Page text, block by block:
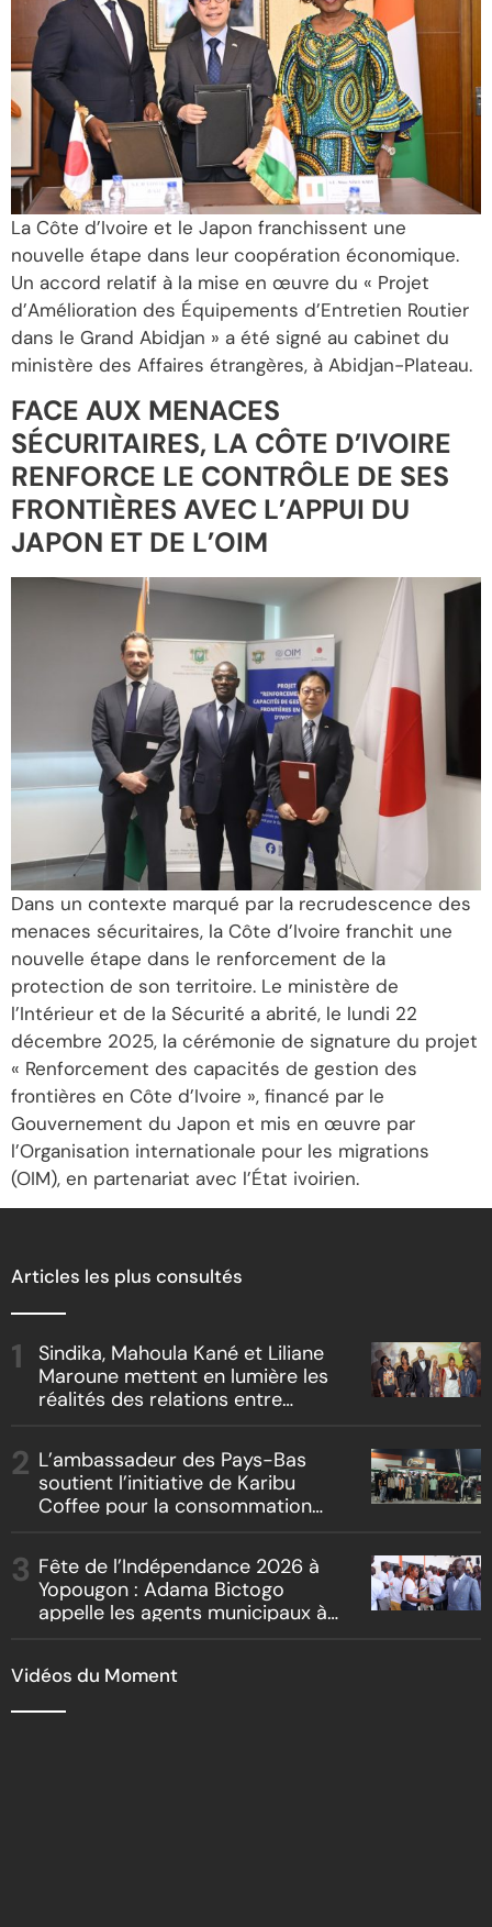
La Côte d’Ivoire et le Japon franchissent une
nouvelle étape dans leur coopération économique.
Un accord relatif à la mise en œuvre du « Projet
d’Amélioration des Équipements d’Entretien Routier
dans le Grand Abidjan » a été signé au cabinet du
ministère des Affaires étrangères, à Abidjan-Plateau.
FACE AUX MENACES
SÉCURITAIRES, LA CÔTE D’IVOIRE
RENFORCE LE CONTRÔLE DE SES
FRONTIÈRES AVEC L’APPUI DU
JAPON ET DE L’OIM
Dans un contexte marqué par la recrudescence des
menaces sécuritaires, la Côte d’Ivoire franchit une
nouvelle étape dans le renforcement de la
protection de son territoire. Le ministère de
l’Intérieur et de la Sécurité a abrité, le lundi 22
décembre 2025, la cérémonie de signature du projet
« Renforcement des capacités de gestion des
frontières en Côte d’Ivoire », financé par le
Gouvernement du Japon et mis en œuvre par
l’Organisation internationale pour les migrations
(OIM), en partenariat avec l’État ivoirien.
Articles les plus consultés
Sindika, Mahoula Kané et Liliane
Maroune mettent en lumière les
réalités des relations entre
L’ambassadeur des Pays-Bas
soutient l’initiative de Karibu
Coffee pour la consommation
Fête de l’Indépendance 2026 à
Yopougon : Adama Bictogo
appelle les agents municipaux à
Vidéos du Moment